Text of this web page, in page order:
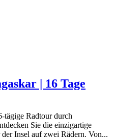
| 16 Tage
tägige Radtour durch
Sie die einzigartige
Insel auf zwei Rädern. Von...